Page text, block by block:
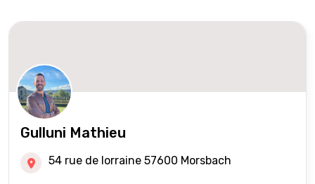
Gulluni Mathieu
54 rue de lorraine 57600 Morsbach